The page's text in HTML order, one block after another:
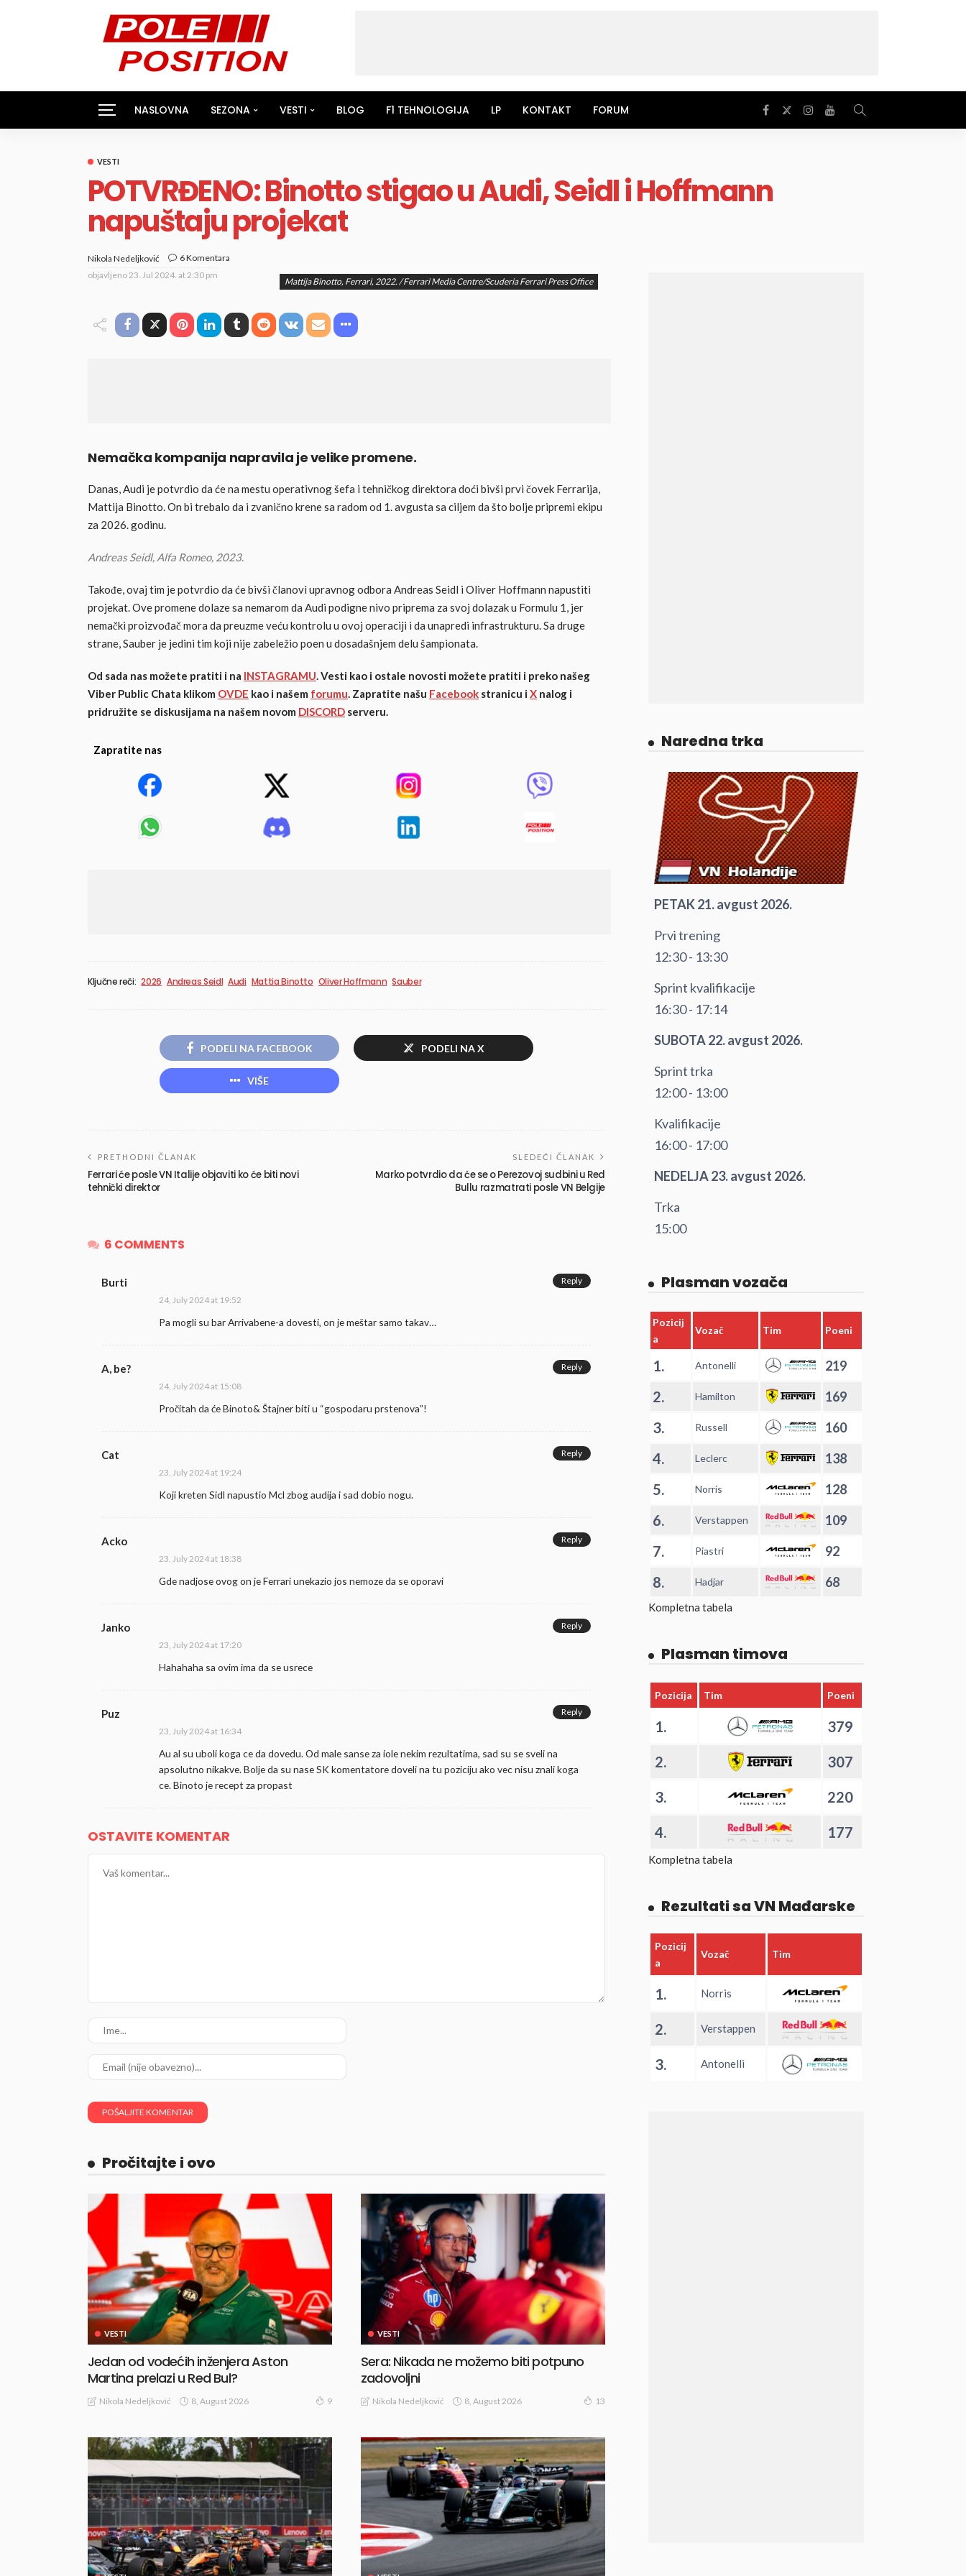
NASLOVNA SEZONA VESTI BLOG F1 TEHNOLOGIJA LP KONTAKT FORUM
VESTI
POTVRĐENO: Binotto stigao u Audi, Seidl i Hoffmann
napuštaju projekat
Nikola Nedeljković
6 Komentara
objavljeno 23. Jul 2024. at 2:30 pm
Mattija Binotto, Ferrari, 2022. / Ferrari Media Centre/Scuderia Ferrari Press Office
Nemačka kompanija napravila je velike promene.
Danas, Audi je potvrdio da će na mestu operativnog šefa i tehničkog direktora doći bivši prvi čovek Ferrarija,
Mattija Binotto. On bi trebalo da i zvanično krene sa radom od 1. avgusta sa ciljem da što bolje pripremi ekipu
za 2026. godinu.
Andreas Seidl, Alfa Romeo, 2023.
Takođe, ovaj tim je potvrdio da će bivši članovi upravnog odbora Andreas Seidl i Oliver Hoffmann napustiti
projekat. Ove promene dolaze sa nemarom da Audi podigne nivo priprema za svoj dolazak u Formulu 1, jer
nemački proizvođač mora da preuzme veću kontrolu u ovoj operaciji i da unapredi infrastrukturu. Sa druge
strane, Sauber je jedini tim koji nije zabeležio poen u dosadašnjem delu šampionata.
Od sada nas možete pratiti i na INSTAGRAMU. Vesti kao i ostale novosti možete pratiti i preko našeg
Viber Public Chata klikom OVDE kao i našem forumu. Zapratite našu Facebook stranicu iX nalog i
pridružite se diskusijama na našem novom DISCORD serveru.
Zapratite nas
Ključne reči: 2026 Andreas Seidl Audi Mattia Binotto Oliver Hoffmann Sauber
PODELI NA FACEBOOK PODELI NA X
VIŠE
PRETHODNI ČLANAK
Ferrari će posle VN Italije objaviti ko će biti novi
tehnički direktor
SLEDEĆI ČLANAK
Marko potvrdio da će se o Perezovoj sudbini u Red
Bullu razmatrati posle VN Belgije
6 COMMENTS
Burti
24, July 2024 at 19:52
Pa mogli su bar Arrivabene-a dovesti, on je meštar samo takav…
Reply
A, be?
24, July 2024 at 15:08
Pročitah da će Binoto& Štajner biti u “gospodaru prstenova”!
Reply
Cat
23, July 2024 at 19:24
Koji kreten Sidl napustio Mcl zbog audija i sad dobio nogu.
Reply
Acko
23, July 2024 at 18:38
Gde nadjose ovog on je Ferrari unekazio jos nemoze da se oporavi
Reply
Janko
23, July 2024 at 17:20
Hahahaha sa ovim ima da se usrece
Reply
Puz
23, July 2024 at 16:34
Au al su uboli koga ce da dovedu. Od male sanse za iole nekim rezultatima, sad su se sveli na
apsolutno nikakve. Bolje da su nase SK komentatore doveli na tu poziciju ako vec nisu znali koga
ce. Binoto je recept za propast
Reply
OSTAVITE KOMENTAR
Pročitajte i ovo
VESTI
Jedan od vodećih inženjera Aston
Martina prelazi u Red Bul?
Nikola Nedeljković 8, August 2026 9
VESTI
Sera: Nikada ne možemo biti potpuno
zadovoljni
Nikola Nedeljković 8, August 2026 13
Naredna trka
PETAK 21. avgust 2026.
Prvi trening
12:30 - 13:30
Sprint kvalifikacije
16:30 - 17:14
SUBOTA 22. avgust 2026.
Sprint trka
12:00 - 13:00
Kvalifikacije
16:00 - 17:00
NEDELJA 23. avgust 2026.
Trka
15:00
Plasman vozača
Pozicij
a
Vozač Tim Poeni
1. Antonelli 219
2. Hamilton 169
3. Russell 160
4. Leclerc 138
5. Norris 128
6. Verstappen 109
7. Piastri 92
8. Hadjar 68
Kompletna tabela
Plasman timova
Pozicija Tim Poeni
1. 379
2. 307
3. 220
4. 177
Kompletna tabela
Rezultati sa VN Mađarske
Pozicij
a
Vozač Tim
1. Norris
2. Verstappen
3. Antonelli